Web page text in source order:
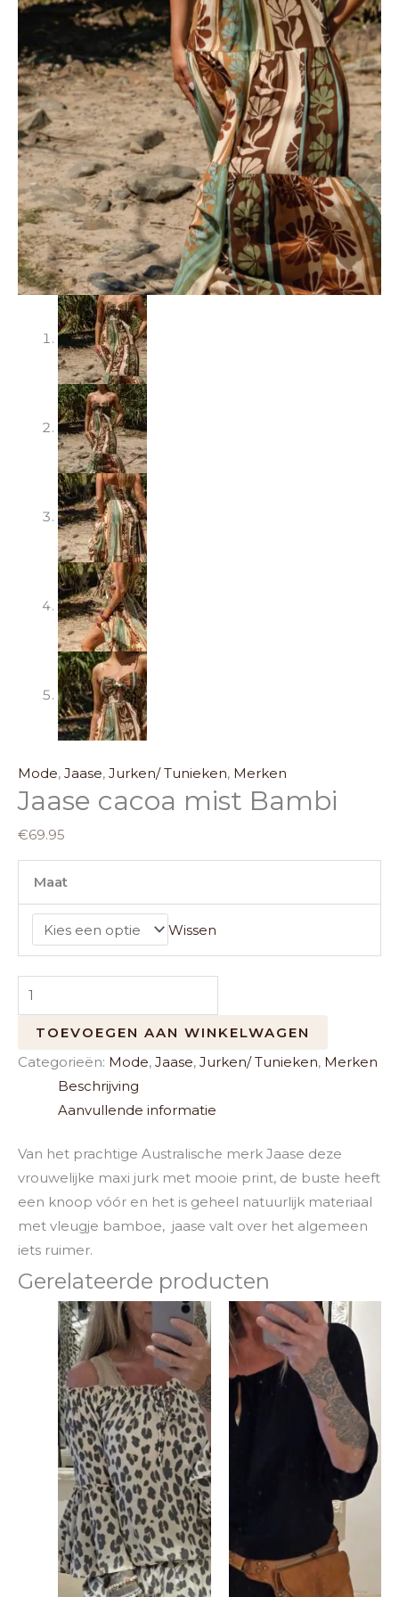
Mode, Jaase, Jurken/ Tunieken, Merken
Jaase cacoa mist Bambi
€69.95
Maat
Wissen
TOEVOEGEN AAN WINKELWAGEN
Categorieën: Mode, Jaase, Jurken/ Tunieken, Merken
Beschrijving
Aanvullende informatie
Van het prachtige Australische merk Jaase deze
vrouwelijke maxi jurk met mooie print, de buste heeft
een knoop vóór en het is geheel natuurlijk materiaal
met vleugje bamboe, jaase valt over het algemeen
iets ruimer.
Gerelateerde producten
Dit
product
heeft
meerdere
variaties.
Deze
optie
kan
gekozen
worden
op
de
Dit
product
heeft
variaties.
Deze
optie
gekozen
op
de